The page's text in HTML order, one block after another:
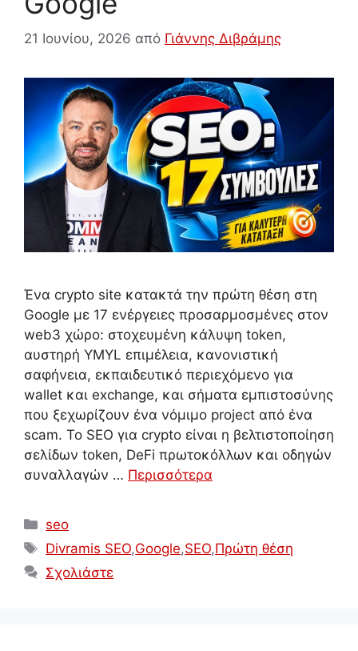
21 Ιουνίου, 2026 από Γιάννης Διβράμης
Ένα crypto site κατακτά την πρώτη θέση στη
Google με 17 ενέργειες προσαρμοσμένες στον
web3 χώρο: στοχευμένη κάλυψη token,
αυστηρή YMYL επιμέλεια, κανονιστική
σαφήνεια, εκπαιδευτικό περιεχόμενο για
wallet και exchange, και σήματα εμπιστοσύνης
που ξεχωρίζουν ένα νόμιμο project από ένα
scam. Το SEO για crypto είναι η βελτιστοποίηση
σελίδων token, DeFi πρωτοκόλλων και οδηγών
συναλλαγών … Περισσότερα
Κατηγορίες
seo
Ετικέτες
Divramis SEO,Google,SEO,Πρώτη θέση
Σχολιάστε